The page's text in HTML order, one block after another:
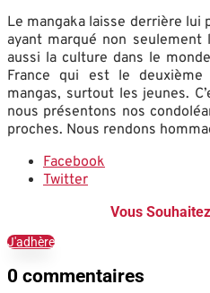
Le mangaka laisse derrière lui
ayant marqué non seulement
aussi la culture dans le
France qui est le
mangas, surtout les jeunes.
nous présentons nos
proches. Nous rendons
Facebook
Twitter
Vous
J'adhère
0 commentaires